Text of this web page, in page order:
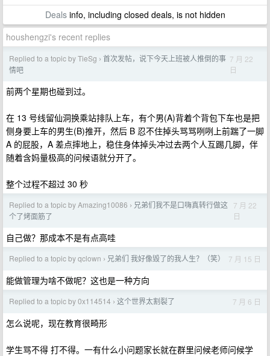
Dealsinfo, including closed deals, is not hidden
houshengzi's recent replies
Replied to a topic by TieSg › 首次发帖，说下今天上班被人推倒的事
情吧
7 月 22
日
前两个星期也碰到过。
在 13 号线留仙洞换乘站排队上车，有个男(A)背着个背包下车也是把
侧身要上车的男生(B)推开，然后 B 忍不住掉头骂骂咧咧上前踹了一脚
A 的屁股，A 差点摔地上，稳住身体掉头冲过去两个人互踢几脚，伴
随着含妈量极高的问候语就分开了。
整个过程不超过 30 秒
Replied to a topic by Amazing10086 › 兄弟们我不是口嗨真转行做这
个了烤面筋了
7 月 22
日
自己做？那成本不是有点高哇
Replied to a topic by qclown › 兄弟们 我好像毁了的我人生？（笑） 7 月 15 日
能做管理为啥不做呢？这也是一种方向
Replied to a topic by 0x114514 › 这个世界太割裂了 7 月 6 日
怎么说呢，现在教育很畸形
学生骂不得 打不得。一有什么小问题家长就在群里问候老师问候学